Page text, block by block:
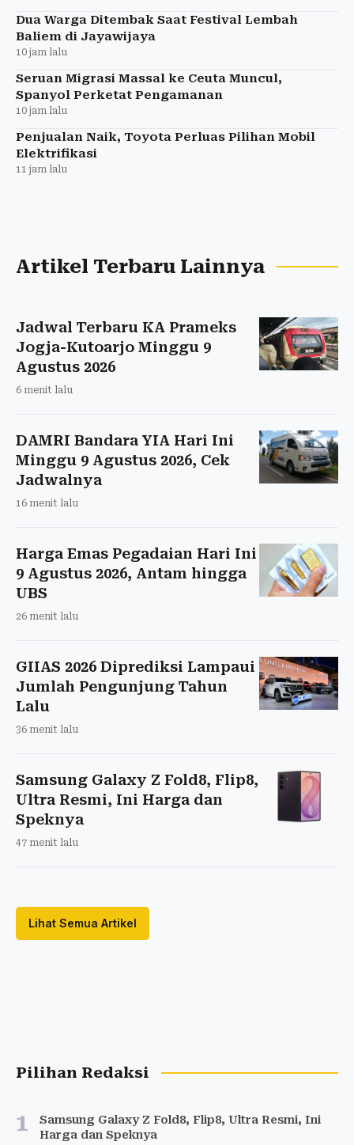
Dua Warga Ditembak Saat Festival Lembah
Baliem di Jayawijaya
10 jam lalu
Seruan Migrasi Massal ke Ceuta Muncul,
Spanyol Perketat Pengamanan
10 jam lalu
Penjualan Naik, Toyota Perluas Pilihan Mobil
Elektrifikasi
11 jam lalu
Artikel Terbaru Lainnya
Jadwal Terbaru KA Prameks
Jogja-Kutoarjo Minggu 9
Agustus 2026
6 menit lalu
DAMRI Bandara YIA Hari Ini
Minggu 9 Agustus 2026, Cek
Jadwalnya
16 menit lalu
Harga Emas Pegadaian Hari Ini
9 Agustus 2026, Antam hingga
UBS
26 menit lalu
GIIAS 2026 Diprediksi Lampaui
Jumlah Pengunjung Tahun
Lalu
36 menit lalu
Samsung Galaxy Z Fold8, Flip8,
Ultra Resmi, Ini Harga dan
Speknya
47 menit lalu
Lihat Semua Artikel
Pilihan Redaksi
1
Samsung Galaxy Z Fold8, Flip8, Ultra Resmi, Ini
Harga dan Speknya